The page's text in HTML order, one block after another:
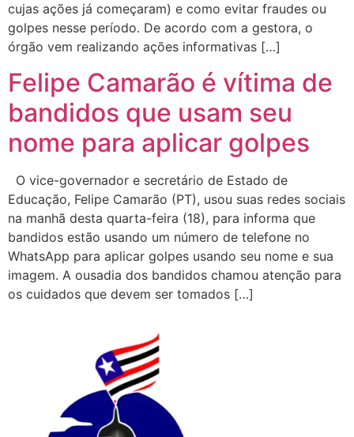
cujas ações já começaram) e como evitar fraudes ou
golpes nesse período. De acordo com a gestora, o
órgão vem realizando ações informativas […]
Felipe Camarão é vítima de
bandidos que usam seu
nome para aplicar golpes
O vice-governador e secretário de Estado de
Educação, Felipe Camarão (PT), usou suas redes sociais
na manhã desta quarta-feira (18), para informa que
bandidos estão usando um número de telefone no
WhatsApp para aplicar golpes usando seu nome e sua
imagem. A ousadia dos bandidos chamou atenção para
os cuidados que devem ser tomados […]